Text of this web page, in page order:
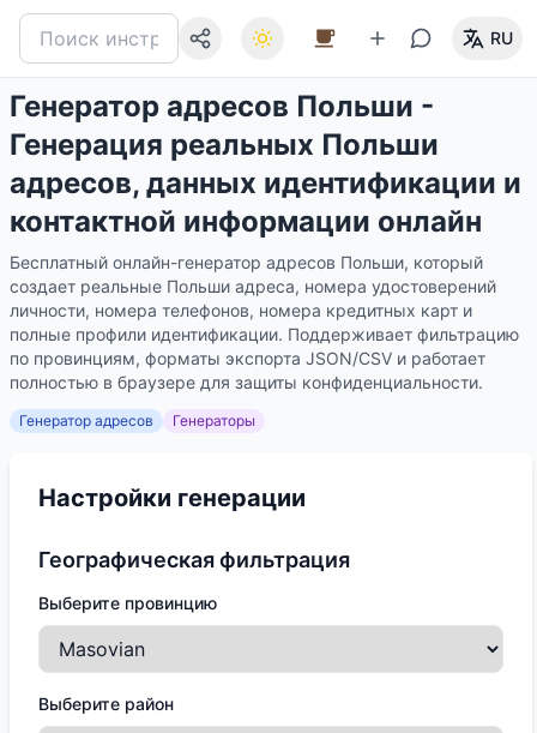
RU
Генератор адресов Польши -
Генерация реальных Польши
адресов, данных идентификации и
контактной информации онлайн
Бесплатный онлайн-генератор адресов Польши, который
создает реальные Польши адреса, номера удостоверений
личности, номера телефонов, номера кредитных карт и
полные профили идентификации. Поддерживает фильтрацию
по провинциям, форматы экспорта JSON/CSV и работает
полностью в браузере для защиты конфиденциальности.
Генератор адресов Генераторы
Настройки генерации
Географическая фильтрация
Выберите провинцию
Выберите район